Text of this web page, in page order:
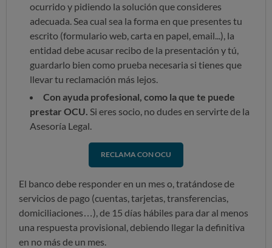
ocurrido y pidiendo la solución que consideres
adecuada. Sea cual sea la forma en que presentes tu
escrito (formulario web, carta en papel, email...), la
entidad debe acusar recibo de la presentación y tú,
guardarlo bien como prueba necesaria si tienes que
llevar tu reclamación más lejos.
Con ayuda profesional, como la que te puede
prestar OCU. Si eres socio, no dudes en servirte de la
Asesoría Legal.
RECLAMA CON OCU
El banco debe responder en un mes o, tratándose de
servicios de pago (cuentas, tarjetas, transferencias,
domiciliaciones…), de 15 días hábiles para dar al menos
una respuesta provisional, debiendo llegar la definitiva
en no más de un mes.